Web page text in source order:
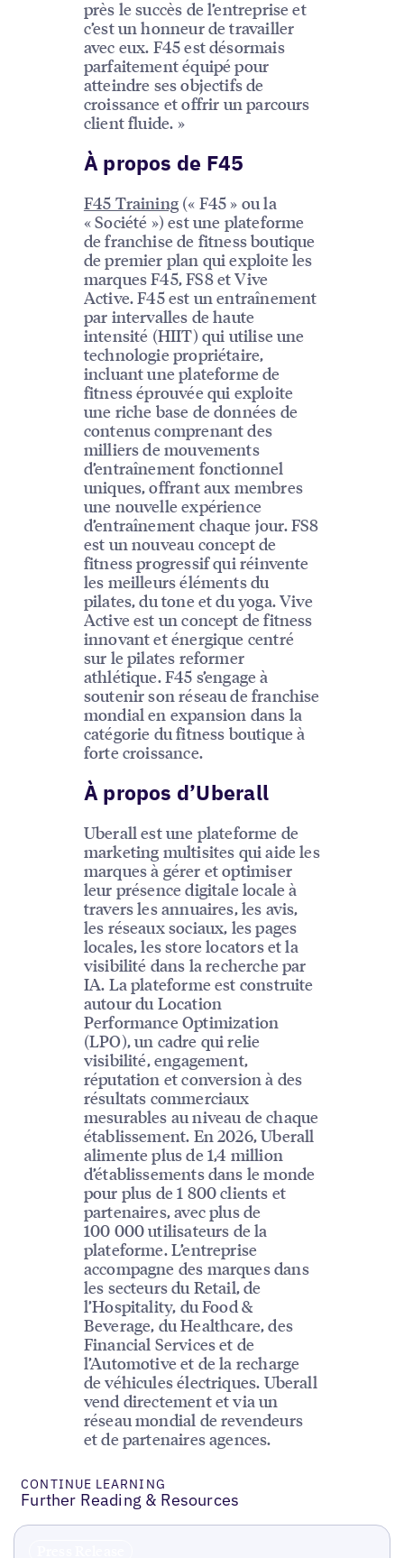
près le succès de l’entreprise et
c’est un honneur de travailler
avec eux. F45 est désormais
parfaitement équipé pour
atteindre ses objectifs de
croissance et offrir un parcours
client fluide. »
À propos de F45
F45 Training (« F45 » ou la
« Société ») est une plateforme
de franchise de fitness boutique
de premier plan qui exploite les
marques F45, FS8 et Vive
Active. F45 est un entraînement
par intervalles de haute
intensité (HIIT) qui utilise une
technologie propriétaire,
incluant une plateforme de
fitness éprouvée qui exploite
une riche base de données de
contenus comprenant des
milliers de mouvements
d’entraînement fonctionnel
uniques, offrant aux membres
une nouvelle expérience
d’entraînement chaque jour. FS8
est un nouveau concept de
fitness progressif qui réinvente
les meilleurs éléments du
pilates, du tone et du yoga. Vive
Active est un concept de fitness
innovant et énergique centré
sur le pilates reformer
athlétique. F45 s’engage à
soutenir son réseau de franchise
mondial en expansion dans la
catégorie du fitness boutique à
forte croissance.
À propos d’Uberall
Uberall est une plateforme de
marketing multisites qui aide les
marques à gérer et optimiser
leur présence digitale locale à
travers les annuaires, les avis,
les réseaux sociaux, les pages
locales, les store locators et la
visibilité dans la recherche par
IA. La plateforme est construite
autour du Location
Performance Optimization
(LPO), un cadre qui relie
visibilité, engagement,
réputation et conversion à des
résultats commerciaux
mesurables au niveau de chaque
établissement. En 2026, Uberall
alimente plus de 1,4 million
d’établissements dans le monde
pour plus de 1 800 clients et
partenaires, avec plus de
100 000 utilisateurs de la
plateforme. L’entreprise
accompagne des marques dans
les secteurs du Retail, de
l’Hospitality, du Food &
Beverage, du Healthcare, des
Financial Services et de
l’Automotive et de la recharge
de véhicules électriques. Uberall
vend directement et via un
réseau mondial de revendeurs
et de partenaires agences.
CONTINUE LEARNING
Further Reading & Resources